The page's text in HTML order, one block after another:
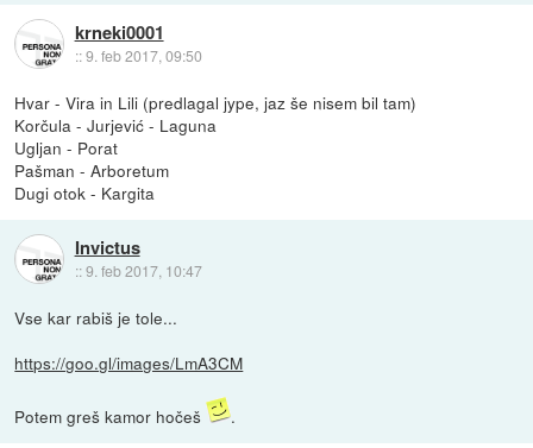
krneki0001
::9. feb 2017, 09:50
Hvar - Vira in Lili (predlagal jype, jaz še nisem bil tam)
Korčula - Jurjević - Laguna
Ugljan - Porat
Pašman - Arboretum
Dugi otok - Kargita
Invictus
::9. feb 2017, 10:47
Vse kar rabiš je tole...
https://goo.gl/images/LmA3CM
Potem greš kamor hočeš .